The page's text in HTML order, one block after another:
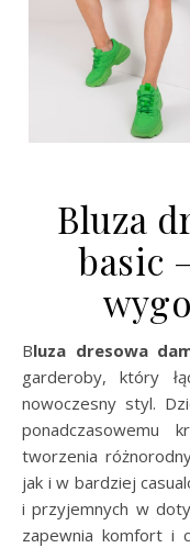
Bluza
basic
Bluza dresowa
garderoby, który
nowoczesny styl.
ponadczasowemu
tworzenia
jak i w bardziej
i przyjemnych w
zapewnia komfort i